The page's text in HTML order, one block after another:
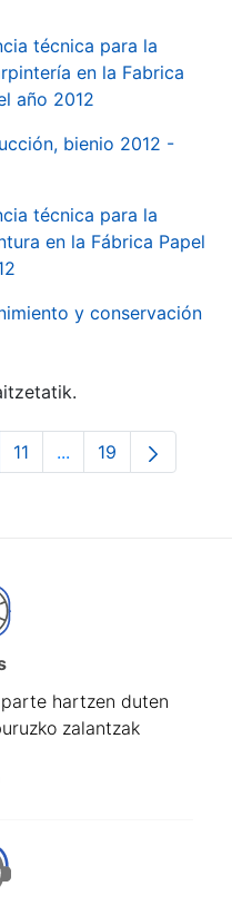
técnica para la
en la Fabrica
año 2012
bienio 2012 -
técnica para la
en la Fábrica Papel
y conservación
Use TAB to
Orrialdea
11 ...Intermediate Pages
Orrialdea
19
hartzen duten
zalantzak